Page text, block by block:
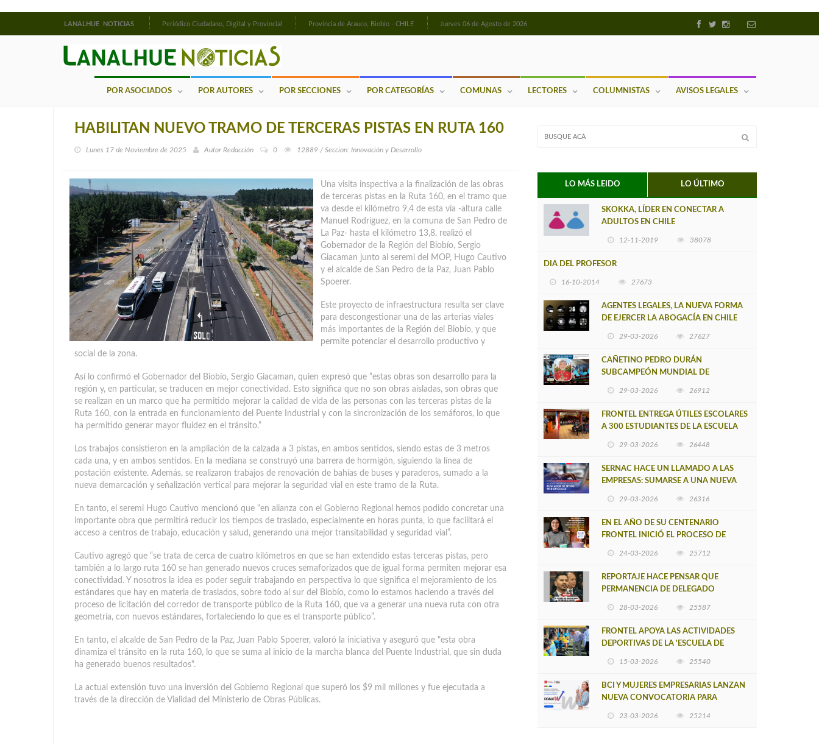
LANALHUE NOTICIAS Periódico Ciudadano, Digital y Provincial Provincia de Arauco, Biobío - CHILE Jueves 06 de Agosto de 2026
POR ASOCIADOS POR AUTORES POR SECCIONES POR CATEGORÍAS COMUNAS LECTORES COLUMNISTAS AVISOS LEGALES
HABILITAN NUEVO TRAMO DE TERCERAS PISTAS EN RUTA 160
Lunes 17 de Noviembre de 2025 Autor Redacción 0 12889 / Seccion: Innovación y Desarrollo
Una visita inspectiva a la finalización de las obras
de terceras pistas en la Ruta 160, en el tramo que
va desde el kilómetro 9,4 de esta vía -altura calle
Manuel Rodríguez, en la comuna de San Pedro de
La Paz- hasta el kilómetro 13,8, realizó el
Gobernador de la Región del Biobío, Sergio
Giacaman junto al seremi del MOP, Hugo Cautivo
y el alcalde de San Pedro de la Paz, Juan Pablo
Spoerer.
Este proyecto de infraestructura resulta ser clave
para descongestionar una de las arterias viales
más importantes de la Región del Biobío, y que
permite potenciar el desarrollo productivo y
social de la zona.
Así lo confirmó el Gobernador del Biobío, Sergio Giacaman, quien expresó que “estas obras son desarrollo para la
región y, en particular, se traducen en mejor conectividad. Esto significa que no son obras aisladas, son obras que
se realizan en un marco que ha permitido mejorar la calidad de vida de las personas con las terceras pistas de la
Ruta 160, con la entrada en funcionamiento del Puente Industrial y con la sincronización de los semáforos, lo que
ha permitido generar mayor fluidez en el tránsito.”
Los trabajos consistieron en la ampliación de la calzada a 3 pistas, en ambos sentidos, siendo estas de 3 metros
cada una, y en ambos sentidos. En la mediana se construyó una barrera de hormigón, siguiendo la línea de
postación existente. Además, se realizaron trabajos de renovación de bahías de buses y paraderos, sumado a la
nueva demarcación y señalización vertical para mejorar la seguridad vial en este tramo de la Ruta.
En tanto, el seremi Hugo Cautivo mencionó que “en alianza con el Gobierno Regional hemos podido concretar una
importante obra que permitirá reducir los tiempos de traslado, especialmente en horas punta, lo que facilitará el
acceso a centros de trabajo, educación y salud, generando una mejor transitabilidad y seguridad vial”.
Cautivo agregó que “se trata de cerca de cuatro kilómetros en que se han extendido estas terceras pistas, pero
también a lo largo ruta 160 se han generado nuevos cruces semaforizados que de igual forma permiten mejorar esa
conectividad. Y nosotros la idea es poder seguir trabajando en perspectiva lo que significa el mejoramiento de los
estándares que hay en materia de traslados, sobre todo al sur del Biobío, como lo estamos haciendo a través del
proceso de licitación del corredor de transporte público de la Ruta 160, que va a generar una nueva ruta con otra
geometría, con nuevos estándares, fortaleciendo lo que es el transporte público”.
En tanto, el alcalde de San Pedro de la Paz, Juan Pablo Spoerer, valoró la iniciativa y aseguró que "esta obra
dinamiza el tránsito en la ruta 160, lo que se suma al inicio de la marcha blanca del Puente Industrial, que sin duda
ha generado buenos resultados".
La actual extensión tuvo una inversión del Gobierno Regional que superó los $9 mil millones y fue ejecutada a
través de la dirección de Vialidad del Ministerio de Obras Públicas.
LO MÁS LEIDO LO ÚLTIMO
SKOKKA, LÍDER EN CONECTAR A
ADULTOS EN CHILE
12-11-2019 38078
DIA DEL PROFESOR
16-10-2014 27673
AGENTES LEGALES, LA NUEVA FORMA
DE EJERCER LA ABOGACÍA EN CHILE
29-03-2026 27627
CAÑETINO PEDRO DURÁN
SUBCAMPEÓN MUNDIAL DE
29-03-2026 26912
FRONTEL ENTREGA ÚTILES ESCOLARES
A 300 ESTUDIANTES DE LA ESCUELA
29-03-2026 26448
SERNAC HACE UN LLAMADO A LAS
EMPRESAS: SUMARSE A UNA NUEVA
29-03-2026 26316
EN EL AÑO DE SU CENTENARIO
FRONTEL INICIÓ EL PROCESO DE
24-03-2026 25712
REPORTAJE HACE PENSAR QUE
PERMANENCIA DE DELEGADO
28-03-2026 25587
FRONTEL APOYA LAS ACTIVIDADES
DEPORTIVAS DE LA 'ESCUELA DE
15-03-2026 25540
BCI Y MUJERES EMPRESARIAS LANZAN
NUEVA CONVOCATORIA PARA
23-03-2026 25214